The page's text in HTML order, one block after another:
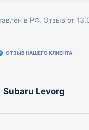
в РФ. Отзыв от
ОТЗЫВ НАШЕГО КЛИЕНТА
Subaru Levorg